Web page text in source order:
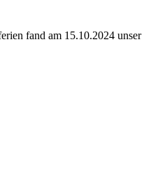
fand am 15.10.2024 unser